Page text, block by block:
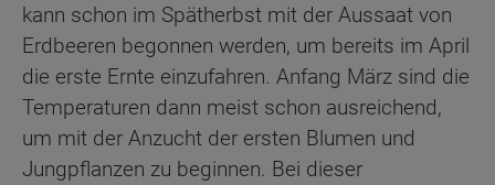
kann schon im Spätherbst mit der Aussaat von
Erdbeeren begonnen werden, um bereits im April
die erste Ernte einzufahren. Anfang März sind die
Temperaturen dann meist schon ausreichend,
um mit der Anzucht der ersten Blumen und
Jungpflanzen zu beginnen. Bei dieser